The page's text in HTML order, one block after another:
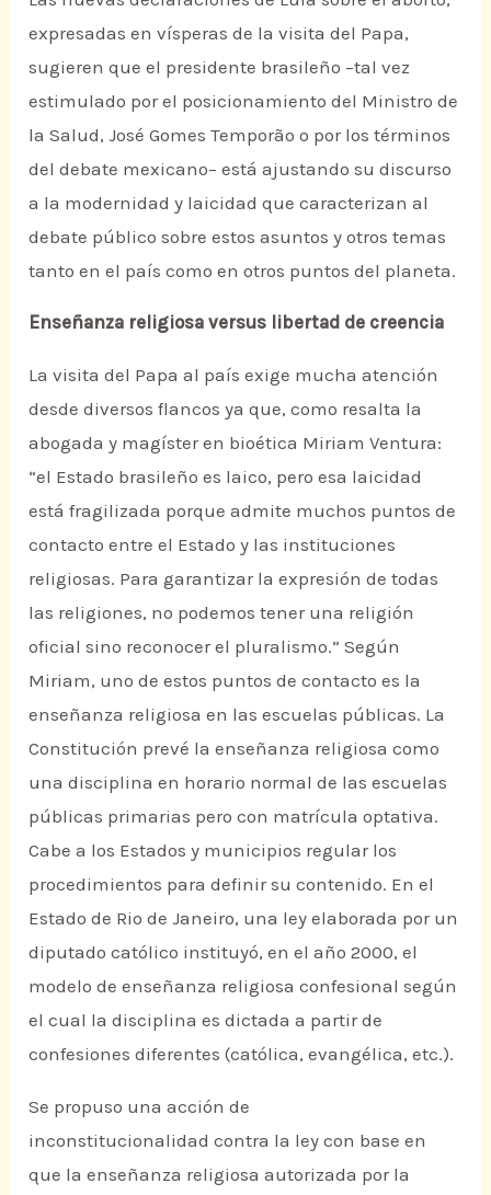
expresadas en vísperas de la visita del Papa,
sugieren que el presidente brasileño –tal vez
estimulado por el posicionamiento del Ministro de
la Salud, José Gomes Temporão o por los términos
del debate mexicano– está ajustando su discurso
a la modernidad y laicidad que caracterizan al
debate público sobre estos asuntos y otros temas
tanto en el país como en otros puntos del planeta.
Enseñanza religiosa versus libertad de creencia
La visita del Papa al país exige mucha atención
desde diversos flancos ya que, como resalta la
abogada y magíster en bioética Miriam Ventura:
“el Estado brasileño es laico, pero esa laicidad
está fragilizada porque admite muchos puntos de
contacto entre el Estado y las instituciones
religiosas. Para garantizar la expresión de todas
las religiones, no podemos tener una religión
oficial sino reconocer el pluralismo.” Según
Miriam, uno de estos puntos de contacto es la
enseñanza religiosa en las escuelas públicas. La
Constitución prevé la enseñanza religiosa como
una disciplina en horario normal de las escuelas
públicas primarias pero con matrícula optativa.
Cabe a los Estados y municipios regular los
procedimientos para definir su contenido. En el
Estado de Rio de Janeiro, una ley elaborada por un
diputado católico instituyó, en el año 2000, el
modelo de enseñanza religiosa confesional según
el cual la disciplina es dictada a partir de
confesiones diferentes (católica, evangélica, etc.).
Se propuso una acción de
inconstitucionalidad contra la ley con base en
que la enseñanza religiosa autorizada por la